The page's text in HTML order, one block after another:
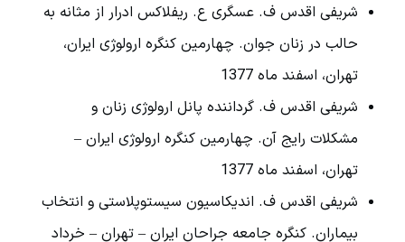
شریفی اقدس ف. عسگری ع. ریفلاکس ادرار از مثانه به
حالب در زنان جوان. چهارمین کنگره ارولوژی ایران،
تهران، اسفند ماه 1377
شریفی اقدس ف. گرداننده پانل ارولوژی زنان و
مشکلات رایج آن. چهارمین کنگره ارولوژی ایران –
تهران، اسفند ماه 1377
شریفی اقدس ف. اندیکاسیون سیستوپلاستی و انتخاب
بیماران. کنگره جامعه جراحان ایران – تهران – خرداد